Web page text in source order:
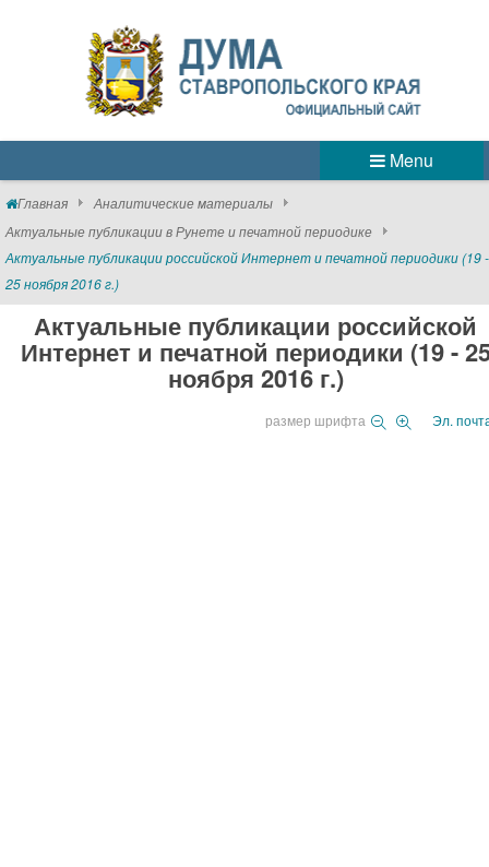
Menu
Главная
Аналитические материалы
Актуальные публикации в Рунете и печатной периодике
Актуальные публикации российской Интернет и печатной периодики (19 -
25 ноября 2016 г.)
Актуальные публикации российской
Интернет и печатной периодики (19 -
ноября 2016 г.)
размер шрифта Эл.